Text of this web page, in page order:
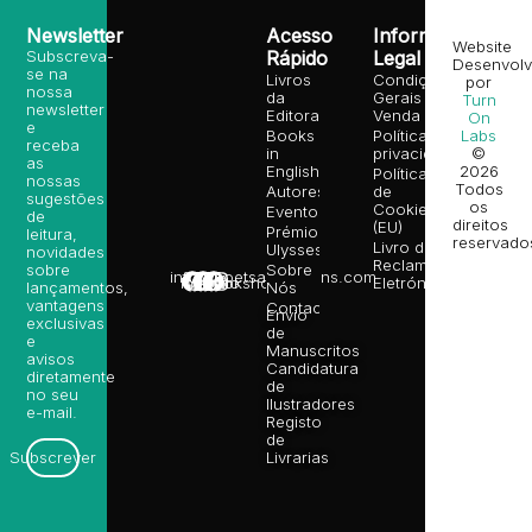
info@poetsandragons.com
Infantil
Adulto
Bookshop
Acesso
Rápido
Livros
da
Editora
Books
in
English
Autores
Eventos
Prémio
Ulysses
Sobre
Nós
Contactos
Envio
de
Manuscritos
Candidatura
de
Ilustradores
Registo
de
Livrarias
Informação
Legal
Condições
Gerais de
Venda
Política de
privacidade
Política
de
Cookies
(EU)
Livro de
Reclamações
Eletrónico
Newsletter
Subscreva-
se na
nossa
newsletter
e
receba
as
nossas
sugestões
de
leitura,
novidades
sobre
lançamentos,
vantagens
exclusivas
e
avisos
diretamente
no seu
e-mail.
Subscrever
Website
por
Turn
On
Labs
©
2026
Todos
os
direitos